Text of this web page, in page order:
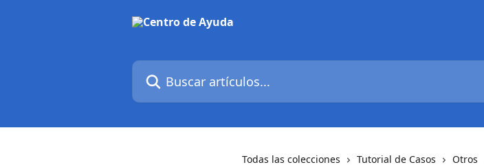
Buscar artículos...
Todas las colecciones Tutorial de Casos Otros